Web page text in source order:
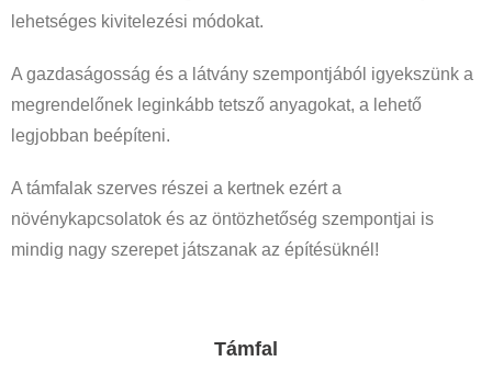
lehetséges kivitelezési módokat.
A gazdaságosság és a látvány szempontjából igyekszünk a
megrendelőnek leginkább tetsző anyagokat, a lehető
legjobban beépíteni.
A támfalak szerves részei a kertnek ezért a
növénykapcsolatok és az öntözhetőség szempontjai is
mindig nagy szerepet játszanak az építésüknél!
Támfal